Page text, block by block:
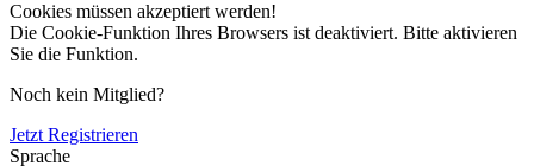
Cookies müssen akzeptiert werden!
Die Cookie-Funktion Ihres Browsers ist deaktiviert. Bitte aktivieren
Sie die Funktion.
Noch kein Mitglied?
Jetzt Registrieren
Sprache